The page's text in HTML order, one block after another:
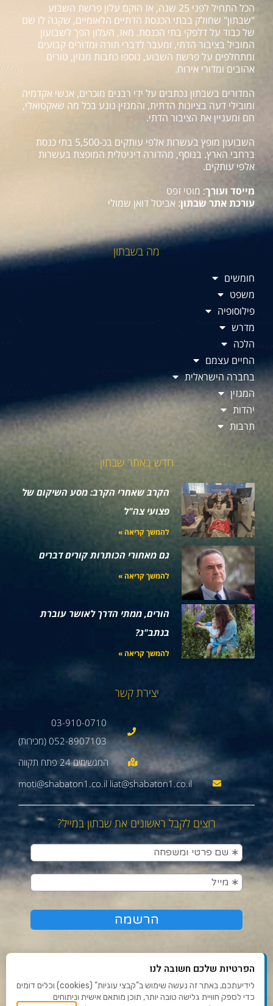
הכל התחיל לפני 25 שנה, אז הוקם עלון פרשת השבוע
"שבתון" שחולק בבתי הכנסת הדתיים הלאומיים, שקנה לו שם
של כבוד על דלפקי בתי הכנסת. מאז, העלון הפך לשבועון
המוביל בציבור הדתי, ומעבר לדברי תורה ומדורים קבועים
ומתחלפים על פרשת השבוע, נוספו כתבות מגזין, טורים
אהובים ומדורי אירוח.
המדורים בשבתון נכתבים על ידי רבנים מוכרים, אנשי אקדמיה
ומובילי דעה בציונות הדתית, והמגזין נוגע בכל מה שאקטואלי,
חם ומעניין את הציבור הדתי.
השבועון מופץ בעשרות אלפי עותקים בכ-5,500 בתי כנסת
ברחבי הארץ. בנוסף, מהדורה דיגיטלית המופצת בעשרות
אלפי עותקים.
מייסד ועורך: מוטי זפט
עורכת אתר שבתון: אביטל דואן שמולי
מה בשבתון
חומשים
משפט
פילוסופיה
מדרש
הלכה
החיים עצמם
בחברה הישראלית
המגזין
יהדות
תרבות
חדש באתר שבתון
הקרב שאחרי הקרב: מסע השיקום של
פצועי צה"ל
להמשך קריאה »
גם מאחורי הכותרות קורים דברים
להמשך קריאה »
הורים, ממתי הדרך לאושר עוברת
בנתב"ג?
להמשך קריאה »
יצירת קשר
03-910-0710
052-8907103 (מכירות)
moti@shabaton1.co.il liat@shabaton1.co.il
רוצים לקבל ראשונים את שבתון במייל?
תנאי שימוש ומדיניות פרטיות
הפרטיות שלכם חשובה לנו
לידיעתכם, באתר זה נעשה שימוש ב"קבצי עוגיות" (cookies) וכלים דומים
כדי לספק חוויית גלישה טובה יותר, תוכן מותאם אישית וניתוחים